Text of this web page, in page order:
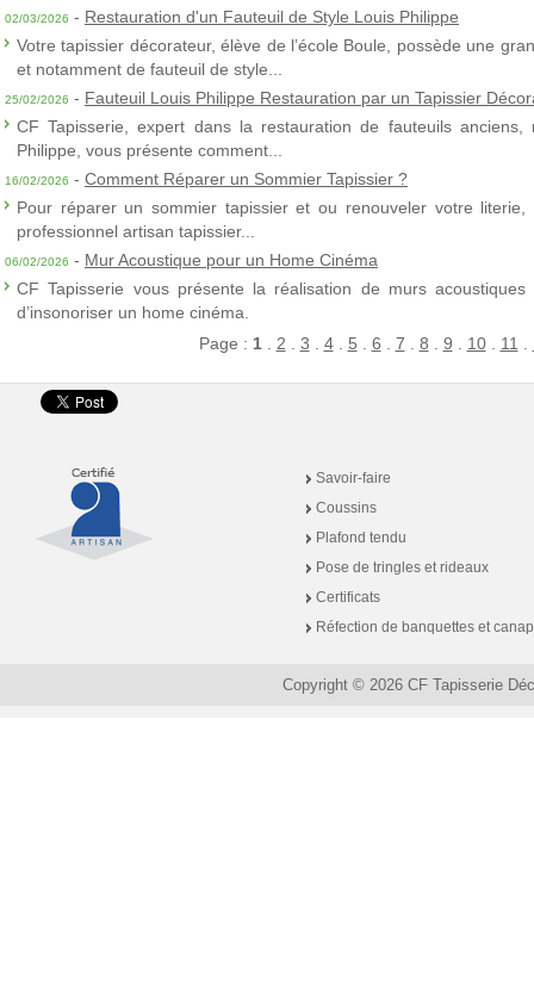
02/03/2026 - Restauration d'un Fauteuil de Style Louis Philippe
Votre tapissier décorateur, élève de l’école Boule, possède une
et notamment de fauteuil de style...
25/02/2026 - Fauteuil Louis Philippe Restauration par un Tapissier
CF Tapisserie, expert dans la restauration de fauteuils
Philippe, vous présente comment...
16/02/2026 - Comment Réparer un Sommier Tapissier ?
Pour réparer un sommier tapissier et ou renouveler votre
professionnel artisan tapissier...
06/02/2026 - Mur Acoustique pour un Home Cinéma
CF Tapisserie vous présente la réalisation de murs
d’insonoriser un home cinéma.
Page : 1. 2 3 4. 5 6 7 8 9 10. 11
Savoir-faire
Coussins
Plafond tendu
Pose de tringles et rideaux
Certificats
Réfection de banquettes et
Copyright © 2026 CF Tapisserie